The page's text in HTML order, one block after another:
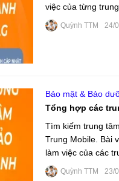
việc của từng
Quỳnh TTM 24/
Bảo mật & Bảo
Tổng hợp các
Tìm kiếm trung
Trung Mobile. Bài
làm việc của các
Quỳnh TTM 23/